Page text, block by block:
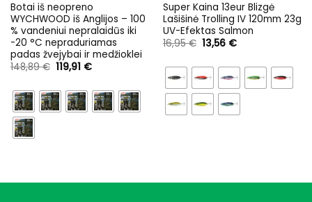
Botai iš neopreno
WYCHWOOD iš Anglijos – 100
% vandeniui nepralaidūs iki
-20 °C nepraduriamas
padas žvejybai ir medžioklei
148,89€ Original
price
148,89 €.
119,91 €Current
119,91 €.
Super Kaina 13eur Blizgė
Lašišinė Trolling IV 120mm 23g
UV-Efektas Salmon
16,95€ Original
price
16,95 €.
13,56 €Current
13,56 €.